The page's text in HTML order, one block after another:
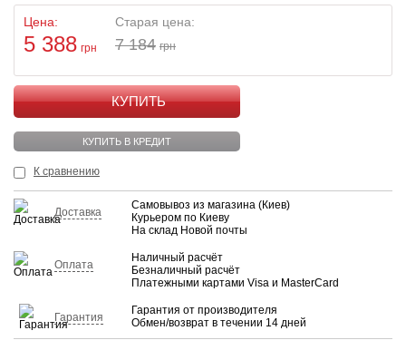
Цена:
5 388 грн
Старая цена:
7 184 грн
КУПИТЬ
КУПИТЬ В КРЕДИТ
К сравнению
Доставка
Самовывоз из магазина (Киев)
Курьером по Киеву
На склад Новой почты
Оплата
Наличный расчёт
Безналичный расчёт
Платежными картами Visa и MasterCard
Гарантия
Гарантия от производителя
Обмен/возврат в течении 14 дней